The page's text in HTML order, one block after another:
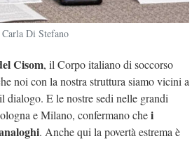
Carla Di Stefano
Cisom, il Corpo italiano di soccorso
noi con la nostra struttura siamo vicini a
dialogo. E le nostre sedi nelle grandi
e Milano, confermano chei
. Anche qui la povertà estrema è